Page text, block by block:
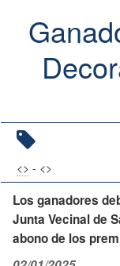
<> - <>
Los ganadores
Junta Vecinal de
abono de los